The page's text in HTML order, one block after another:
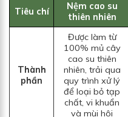
Tiêu chí
Nệm cao su
thiên nhiên
Thành
phần
Được làm từ
100% mủ cây
cao su thiên
nhiên, trải qua
quy trình xử lý
để loại bỏ tạp
chất, vi khuẩn
và mùi hôi